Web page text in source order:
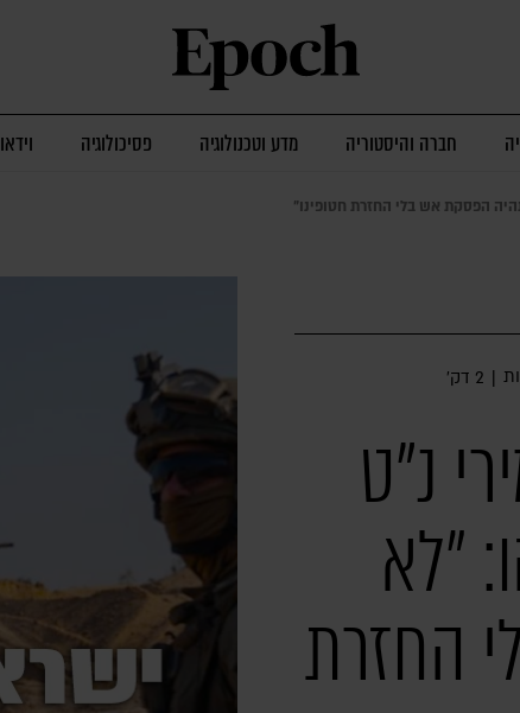
חברה והיסטוריה מדע וטכנולוגיה פסיכולוגיה
הפסקת אש בלי החזרת חטופינו"
| 2 דק׳
נ"ט
״לא
החזרת